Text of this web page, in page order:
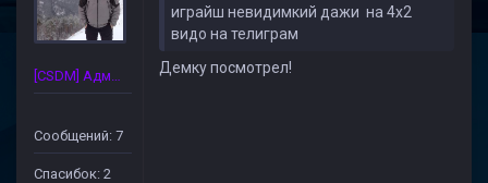
[CSDM] Администратор
Сообщений: 7
Спасибок: 2
играйш невидимкий дажи на 4х2
видо на телиграм
Демку посмотрел!